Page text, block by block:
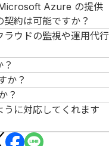
Azure の提供
約は可能ですか？
ウドの監視や運用代行
か？
？
に対応してくれます